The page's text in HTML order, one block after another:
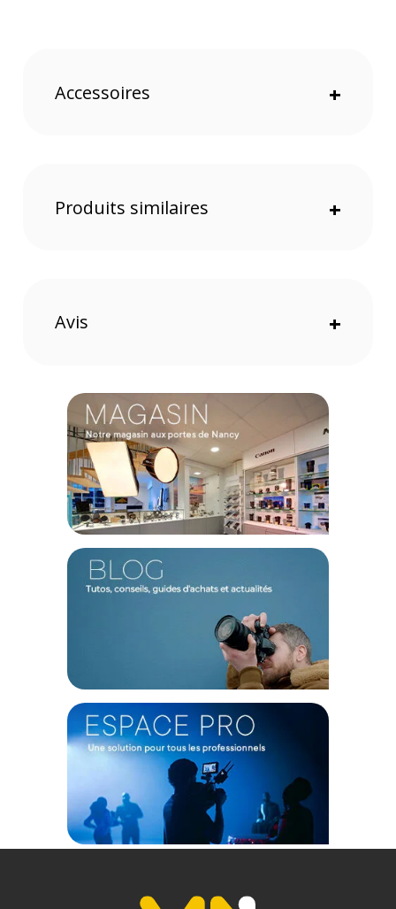
Conception apochromatique
Téléobjectif 180 mm
Un angle de champ étroit adapté aux portraits, aux sujets
éloignés ou aux détails fins.
Format compact et léger
Avec seulement 522 g et 134,4 mm de long, ce téléobjectif
macro reste facile à transporter.
Port USB-C
Permet de maintenir l’objectif à jour pour profiter
d’optimisations firmware.
Caractéristiques du Laowa 180mm f/4.5 1.5x Ultra
Macro APO MF - monture Canon EF :
Focale : 180 mm
Ouverture : f/4.5 à f/32
Monture : Canon EF
Couverture : Plein format
Angle de champ : 13,7°
Distance minimale de mise au point : 0,30 m
Rapport de reproduction : 1,5:1
Formule optique : 12 éléments en 9 groupes
Diaphragme : 9 lamelles
Autofocus : Oui
Diamètre de filtre : 62 mm
Accessoires +
Produits similaires +
Avis +